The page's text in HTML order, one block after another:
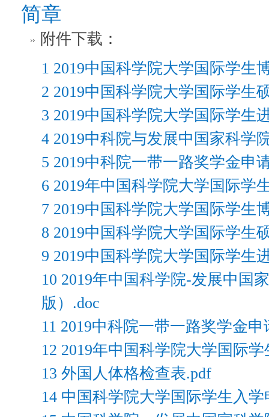
简章
附件下载：
1 2019中国科学院大学国际学生
2 2019中国科学院大学国际学生
3 2019中国科学院大学国际学生
4 2019中科院与发展中国家科学
5 2019中科院一带一路奖学金申
6 2019年中国科学院大学国际学
7 2019中国科学院大学国际学生
8 2019中国科学院大学国际学生
9 2019中国科学院大学国际学生
10 2019年中国科学院-发展中国
版）.doc
11 2019中科院一带一路奖学金
12 2019年中国科学院大学国际
13 外国人体格检查表.pdf
14 中国科学院大学国际学生入学